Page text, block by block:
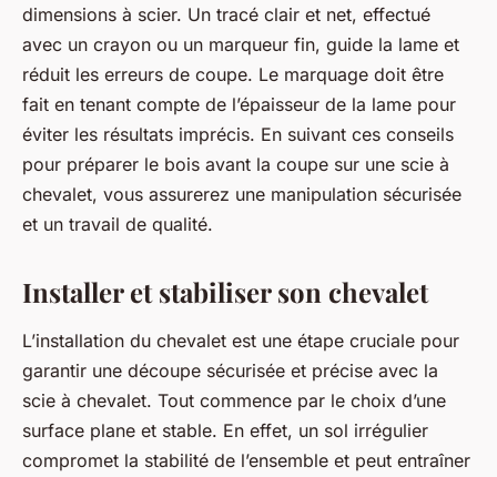
dimensions à scier. Un tracé clair et net, effectué
avec un crayon ou un marqueur fin, guide la lame et
réduit les erreurs de coupe. Le marquage doit être
fait en tenant compte de l’épaisseur de la lame pour
éviter les résultats imprécis. En suivant ces conseils
pour préparer le bois avant la coupe sur une scie à
chevalet, vous assurerez une manipulation sécurisée
et un travail de qualité.
Installer et stabiliser son chevalet
L’installation du chevalet est une étape cruciale pour
garantir une découpe sécurisée et précise avec la
scie à chevalet. Tout commence par le choix d’une
surface plane et stable. En effet, un sol irrégulier
compromet la stabilité de l’ensemble et peut entraîner